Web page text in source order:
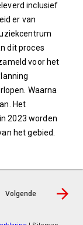
inclusief
er van
dit proces
voor het
Waarna
Het
2023 worden
het gebied.
Volgende